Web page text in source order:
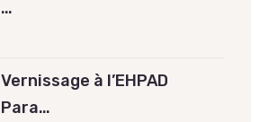
…
Vernissage à l’EHPAD
Para…